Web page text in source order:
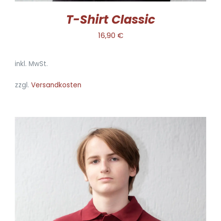
T-Shirt Classic
16,90 €
inkl. MwSt.
zzgl. Versandkosten